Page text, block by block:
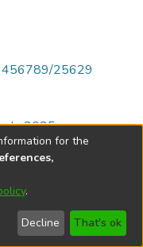
25629
de 2025
Córdoba
for the
.
Decline That's ok